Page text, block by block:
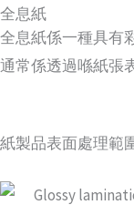
全息紙
全息紙係一種具有
通常係透過喺紙張
紙製品表面處理範